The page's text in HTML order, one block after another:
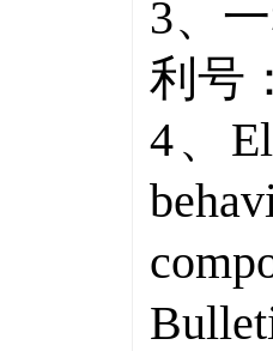
3、
利号：
4、